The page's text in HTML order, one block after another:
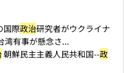
国際政治研究者がウクライナ
湾有事が懸念さ...
朝鮮民主主義人民共和国--政